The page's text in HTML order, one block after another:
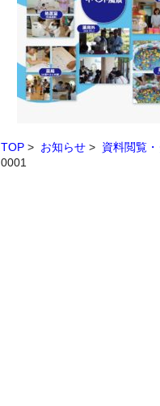
TOP > お知らせ > 資料閲覧
0001